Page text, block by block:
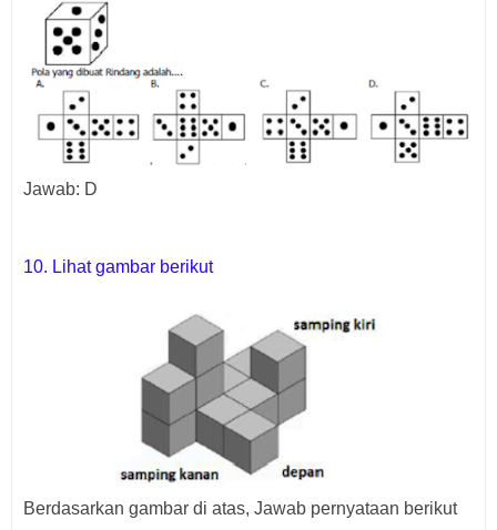
Jawab: D
10. Lihat gambar berikut
Berdasarkan gambar di atas, Jawab pernyataan berikut